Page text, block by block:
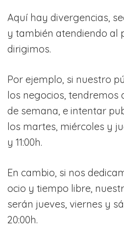
Aquí hay divergencias,
y también atendiendo al
dirigimos.
Por ejemplo, si nuestro
los negocios, tendremos
de semana, e intentar
los martes, miércoles y
y 11:00h.
En cambio, si nos
ocio y tiempo libre,
serán jueves, viernes y
20:00h.